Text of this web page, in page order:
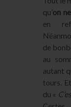
qu’on
en
de
au
autant
tours.
du «